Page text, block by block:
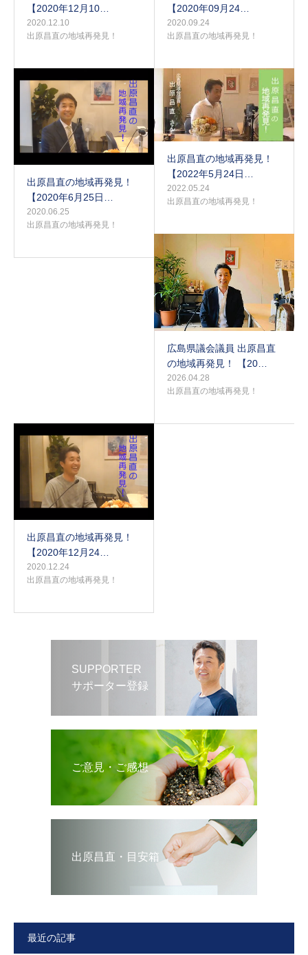
【2020年12月10…
2020.12.10
出原昌直の地域再発見！
【2020年09月24…
2020.09.24
出原昌直の地域再発見！
出原昌直の地域再発見！
【2020年6月25日…
2020.06.25
出原昌直の地域再発見！
出原昌直の地域再発見！
【2022年5月24日…
2022.05.24
出原昌直の地域再発見！
広島県議会議員 出原昌直
の地域再発見！ 【20…
2026.04.28
出原昌直の地域再発見！
出原昌直の地域再発見！
【2020年12月24…
2020.12.24
出原昌直の地域再発見！
SUPPORTER
サポーター登録
ご意見・ご感想
出原昌直・目安箱
最近の記事